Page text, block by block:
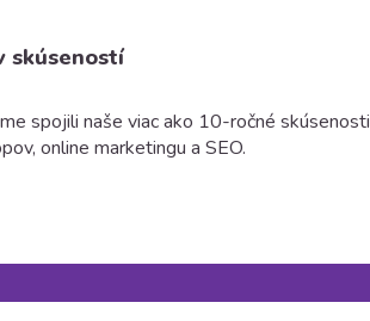
skúseností
spojili naše viac ako 10-ročné skúsenosti
online marketingu a SEO.